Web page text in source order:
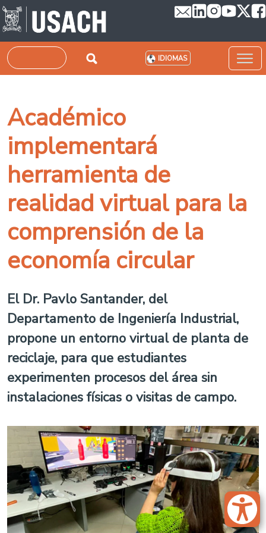
Pasar al contenido principal
Buscar IDIOMAS
Académico
implementará
herramienta de
realidad virtual para la
comprensión de la
economía circular
El Dr. Pavlo Santander, del
Departamento de Ingeniería Industrial,
propone un entorno virtual de planta de
reciclaje, para que estudiantes
experimenten procesos del área sin
instalaciones físicas o visitas de campo.